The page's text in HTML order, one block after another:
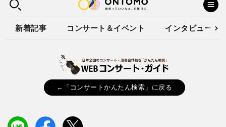
新着記事 コンサート＆イベント インタビュー
←「コンサートかんたん検索」に戻る